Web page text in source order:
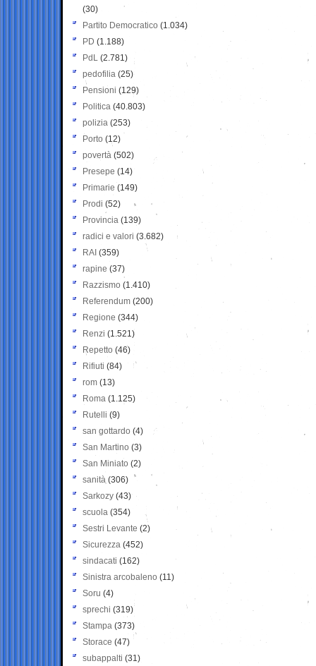
(30)
Partito Democratico (1.034)
PD (1.188)
PdL (2.781)
pedofilia (25)
Pensioni (129)
Politica (40.803)
polizia (253)
Porto (12)
povertà (502)
Presepe (14)
Primarie (149)
Prodi (52)
Provincia (139)
radici e valori (3.682)
RAI (359)
rapine (37)
Razzismo (1.410)
Referendum (200)
Regione (344)
Renzi (1.521)
Repetto (46)
Rifiuti (84)
rom (13)
Roma (1.125)
Rutelli (9)
san gottardo (4)
San Martino (3)
San Miniato (2)
sanità (306)
Sarkozy (43)
scuola (354)
Sestri Levante (2)
Sicurezza (452)
sindacati (162)
Sinistra arcobaleno (11)
Soru (4)
sprechi (319)
Stampa (373)
Storace (47)
subappalti (31)